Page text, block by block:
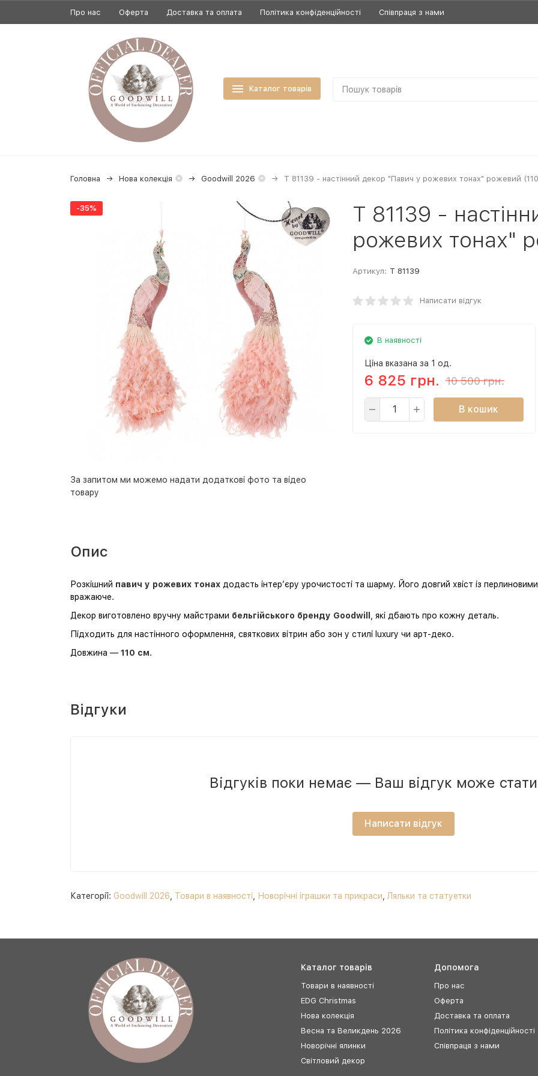
Про нас Оферта Доставка та оплата Політика конфіденційності Співпраця з нами
Каталог товарів
Головна Нова колекція Goodwill 2026 T 81139 - настінний декор "Павич у рожевих тонах" рожевий
-35%
За запитом ми можемо надати додаткові фото та відео
товару
T 81139 -
рожевих тонах"
Артикул: T 81139
Написати відгук
В наявності
Ціна вказана за 1 од.
6 825 грн. 10 500 грн.
В кошик
Опис
Розкішний павич у рожевих тонах додасть інтер’єру урочистості та шарму. Його довгий хвіст із
вражаюче.
Декор виготовлено вручну майстрами бельгійського бренду Goodwill
, які дбають про кожну деталь.
Підходить для настінного оформлення, святкових вітрин або зон у стилі luxury чи арт-деко.
Довжина — 110 см.
Відгуки
Відгуків поки немає — Ваш відгук може
Написати відгук
Категорії: Goodwill 2026 Товари в наявності Новорічні іграшки та прикраси Ляльки та статуетки
Каталог товарів
Товари в наявності
EDG Christmas
Нова колекція
Весна та Великдень 2026
Новорічні ялинки
Світловий декор
Допомога
Про нас
Оферта
Доставка та оплата
Політика конфіденційності
Співпраця з нами